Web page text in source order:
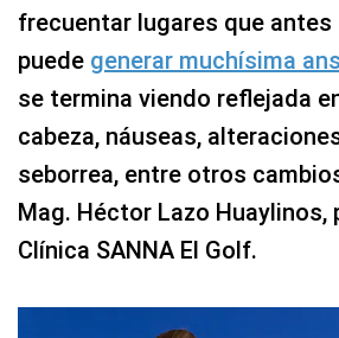
frecuentar lugares que antes
puede generar muchísima
se termina viendo reflejada
cabeza, náuseas,
seborrea, entre otros
Mag. Héctor Lazo
Clínica SANNA El Golf.